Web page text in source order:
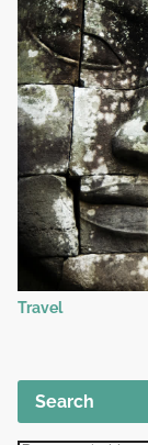
Travel
Search